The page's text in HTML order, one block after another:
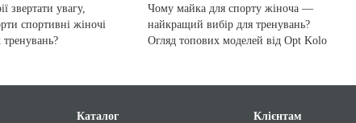
звертати увагу,
спортивні жіночі
Чому майка для спорту жіноча —
найкращий вибір для тренувань?
Огляд топових моделей від Opt Kolo
Каталог
Клієнтам